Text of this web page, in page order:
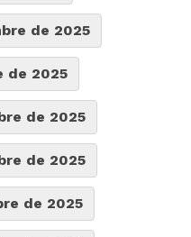
de 2025
de 2025
de 2025
de 2025
de 2025